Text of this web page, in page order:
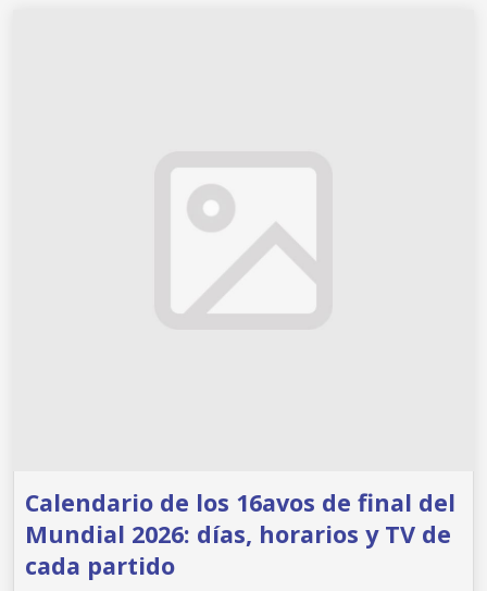
Calendario de los 16avos de final del
Mundial 2026: días, horarios y TV de
cada partido